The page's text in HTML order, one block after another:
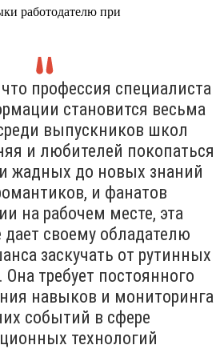
работодателю при
профессия специалиста
становится весьма
выпускников школ
и любителей покопаться
жадных до новых знаний
и фанатов
на рабочем месте, эта
дает своему обладателю
заскучать от рутинных
Она требует постоянного
навыков и мониторинга
событий в сфере
технологий